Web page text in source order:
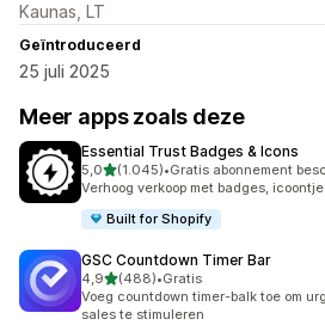
Kaunas, LT
Geïntroduceerd
25 juli 2025
Meer apps zoals deze
Essential Trust Badges & Icons
5,0van 5 sterren
(1.045)
1045 recensies in totaal
•Gratis abonnement
Verhoog verkoop met badges,
Built for Shopify
GSC Countdown Timer Bar
4,9van 5 sterren
(488)
488 recensies in totaal
•Gratis
Voeg countdown timer-balk toe om
sales te stimuleren